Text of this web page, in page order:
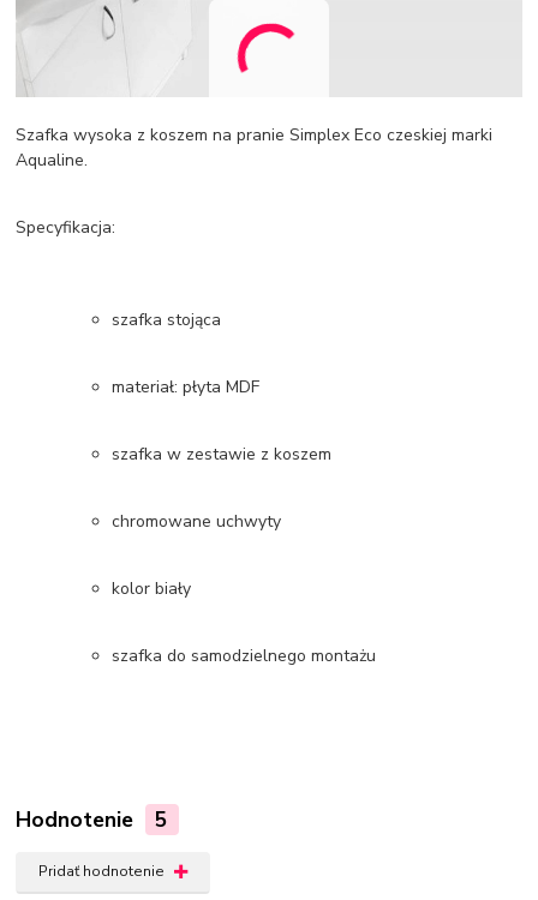
Szafka wysoka z koszem na pranie Simplex Eco czeskiej marki
Aqualine.
Specyfikacja:
szafka stojąca
materiał: płyta MDF
szafka w zestawie z koszem
chromowane uchwyty
kolor biały
szafka do samodzielnego montażu
Hodnotenie 5
Pridať hodnotenie